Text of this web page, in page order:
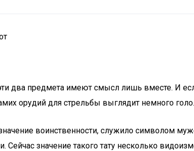
два предмета имеют смысл лишь вместе. И
орудий для стрельбы выглядит немного голо.
воинственности, служило символом
Сейчас значение такого тату несколько